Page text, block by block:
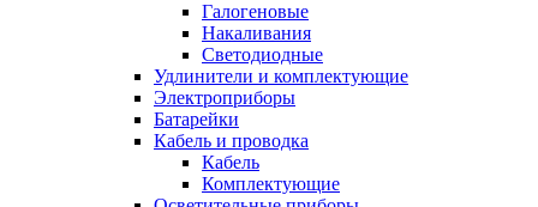
Галогеновые
Накаливания
Светодиодные
Удлинители и комплектующие
Электроприборы
Батарейки
Кабель и проводка
Кабель
Комплектующие